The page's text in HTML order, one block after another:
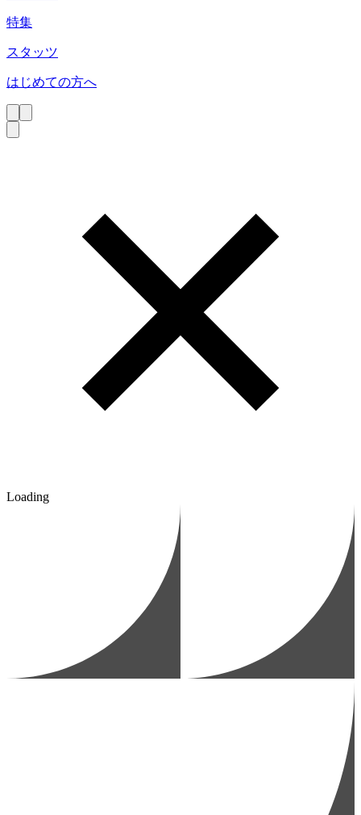
特集
スタッツ
はじめての方へ
Loading